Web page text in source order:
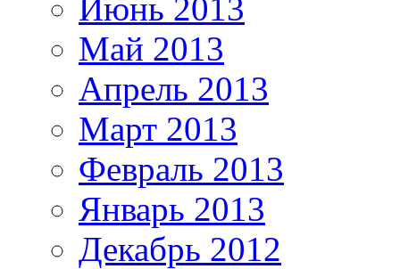
Июнь 2013
Май 2013
Апрель 2013
Март 2013
Февраль 2013
Январь 2013
Декабрь 2012